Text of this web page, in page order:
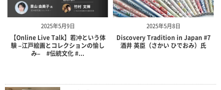
2025年5月9日
【Online Live Talk】若冲という体
験 –江戸絵画とコレクションの愉し
み– #伝統文化 #...
2025年5月8日
Discovery Tradition in Japan #7
酒井 英臣（さかい ひでおみ）氏